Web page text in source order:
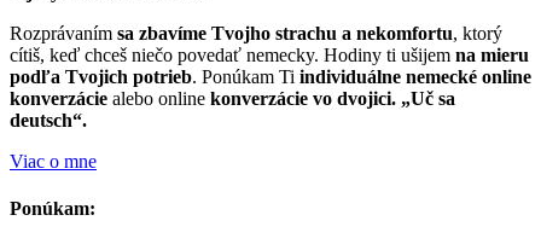
Rozprávaním sa zbavíme Tvojho strachu a nekomfortu, ktorý
cítiš, keď chceš niečo povedať nemecky. Hodiny ti ušijem na mieru
podľa Tvojich potrieb. Ponúkam Ti individuálne nemecké online
konverzácie alebo online konverzácie vo dvojici. „Uč sa
deutsch“.
Viac o mne
Ponúkam: